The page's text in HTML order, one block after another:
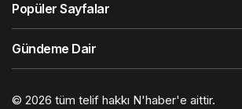
Popüler Sayfalar
Gündeme Dair
© 2026 tüm telif hakkı N'haber'e aittir.